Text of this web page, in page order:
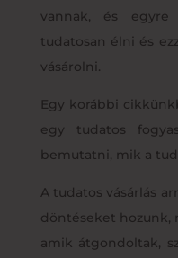
vannak, és
tudatosan élni és
vásárolni.
Egy korábbi
egy tudatos
bemutatni, mik a
A tudatos vásárlás
döntéseket hozunk,
amik átgondoltak,